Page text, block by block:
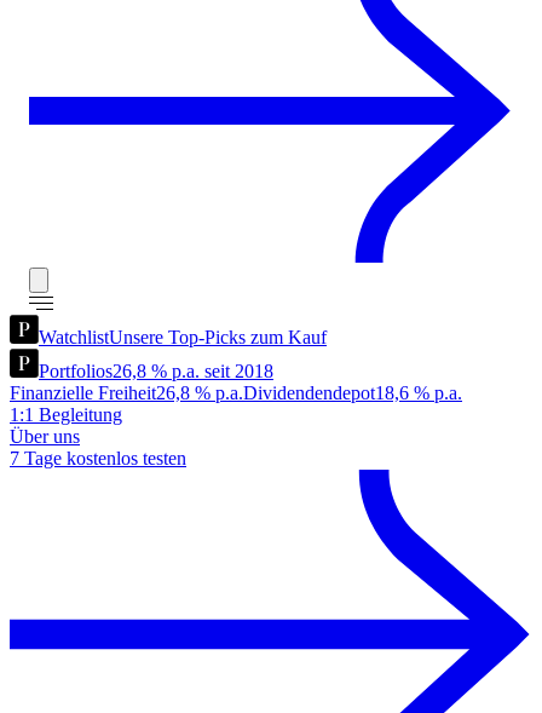
WatchlistUnsere Top-Picks zum Kauf
Portfolios26,8 % p.a. seit 2018
Finanzielle Freiheit26,8 % p.a.Dividendendepot18,6 % p.a.
1:1 Begleitung
Über uns
7 Tage kostenlos testen